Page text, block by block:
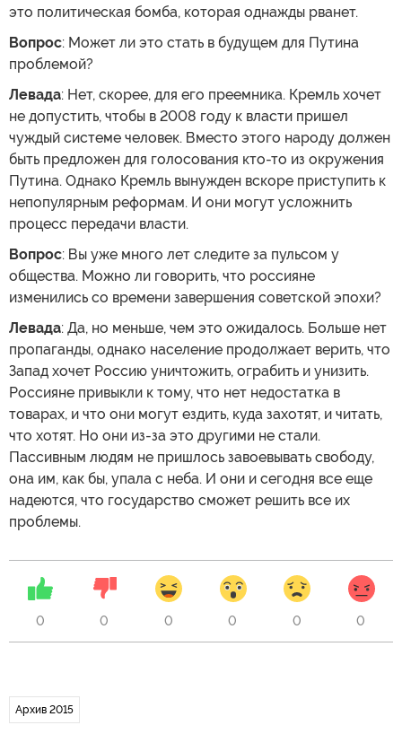
это политическая бомба, которая однажды рванет.
Вопрос: Может ли это стать в будущем для Путина
проблемой?
Левада: Нет, скорее, для его преемника. Кремль хочет
не допустить, чтобы в 2008 году к власти пришел
чуждый системе человек. Вместо этого народу должен
быть предложен для голосования кто-то из окружения
Путина. Однако Кремль вынужден вскоре приступить к
непопулярным реформам. И они могут усложнить
процесс передачи власти.
Вопрос: Вы уже много лет следите за пульсом у
общества. Можно ли говорить, что россияне
изменились со времени завершения советской эпохи?
Левада: Да, но меньше, чем это ожидалось. Больше нет
пропаганды, однако население продолжает верить, что
Запад хочет Россию уничтожить, ограбить и унизить.
Россияне привыкли к тому, что нет недостатка в
товарах, и что они могут ездить, куда захотят, и читать,
что хотят. Но они из-за это другими не стали.
Пассивным людям не пришлось завоевывать свободу,
она им, как бы, упала с неба. И они и сегодня все еще
надеются, что государство сможет решить все их
проблемы.
0 0 0 0 0 0
Архив 2015